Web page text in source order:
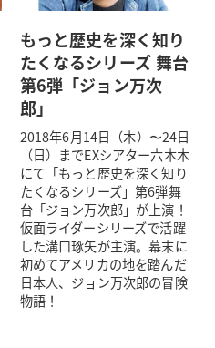
もっと歴史を深く知り
たくなるシリーズ 舞台
第6弾「ジョン万次
郎」
2018年6月14日（木）〜24日
（日）までEXシアター六本木
にて「もっと歴史を深く知り
たくなるシリーズ」第6弾舞
台「ジョン万次郎」が上演！
仮面ライダーシリーズで活躍
した溝口琢矢が主演。幕末に
初めてアメリカの地を踏んだ
日本人、ジョン万次郎の冒険
物語！